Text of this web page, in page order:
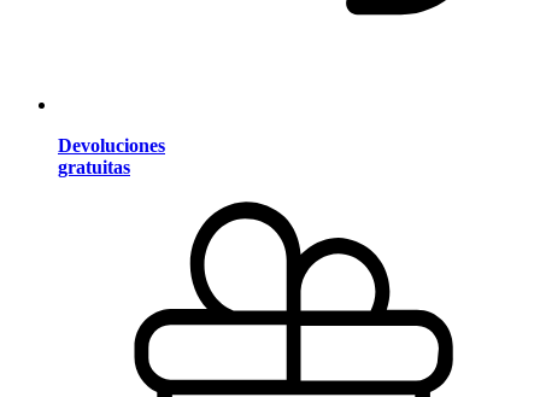
Devoluciones
gratuitas